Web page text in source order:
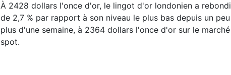
À 2428 dollars l'once d'or, le lingot d'or londonien a rebondi
de 2,7 % par rapport à son niveau le plus bas depuis un peu
plus d'une semaine, à 2364 dollars l'once d'or sur le marché
spot.